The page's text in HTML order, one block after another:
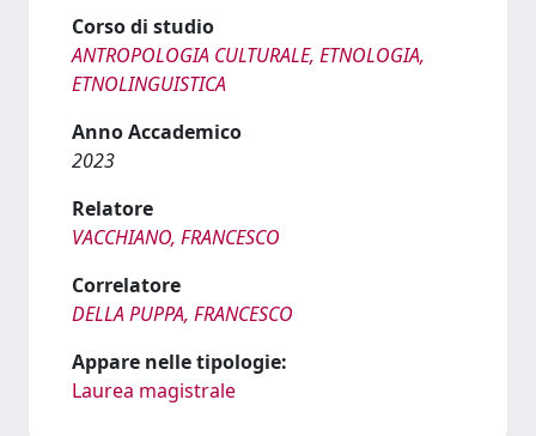
Corso di studio
ANTROPOLOGIA CULTURALE, ETNOLOGIA,
ETNOLINGUISTICA
Anno Accademico
2023
Relatore
VACCHIANO, FRANCESCO
Correlatore
DELLA PUPPA, FRANCESCO
Appare nelle tipologie:
Laurea magistrale